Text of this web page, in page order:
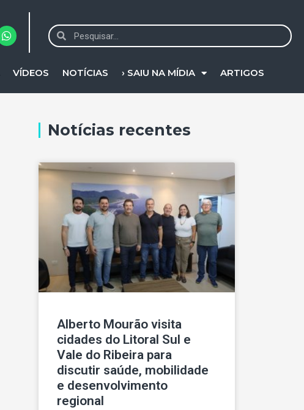
VÍDEOS NOTÍCIAS › SAIU NA MÍDIA ARTIGOS
Notícias recentes
Alberto Mourão visita
cidades do Litoral Sul e
Vale do Ribeira para
discutir saúde, mobilidade
e desenvolvimento
regional